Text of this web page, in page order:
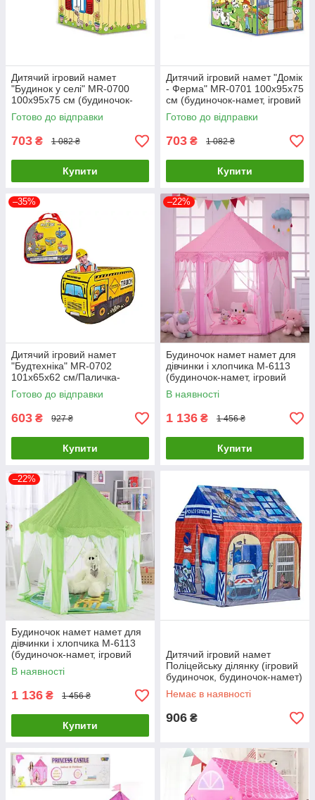
Дитячий ігровий намет
"Будинок у селі" MR-0700
100х95х75 см (будиночок-
намет, ігровий будиночок)
Готово до відправки
703 ₴ 1 082 ₴
Купити
Дитячий ігровий намет "Домік
- Ферма" MR-0701 100х95х75
см (будиночок-намет, ігровий
будиночок)
Готово до відправки
703 ₴ 1 082 ₴
Купити
–35%
Дитячий ігровий намет
"Будтехніка" MR-0702
101х65х62 см/Паличка-
будівельник
Готово до відправки
603 ₴ 927 ₴
Купити
–22%
Будиночок намет намет для
дівчинки і хлопчика M-6113
(будиночок-намет, ігровий
будиночок) Рожевий
В наявності
1 136 ₴ 1 456 ₴
Купити
–22%
Будиночок намет намет для
дівчинки і хлопчика M-6113
(будиночок-намет, ігровий
будиночок) Зелений
В наявності
1 136 ₴ 1 456 ₴
Купити
Дитячий ігровий намет
Поліцейську ділянку (ігровий
будиночок, будиночок-намет)
5689
Немає в наявності
906 ₴